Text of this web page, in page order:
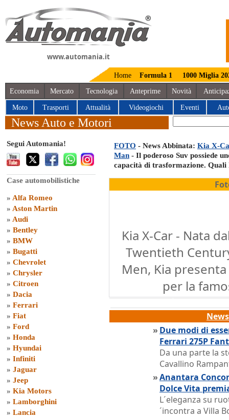
www.automania.it
Home Formula 1 1000 Miglia
Economia Mercato Tecnologia Anteprime Novità
Moto Trasporti Attualità Videogiochi Eventi
News Auto e Motori
Segui Automania!
Case automobilistiche
» Alfa Romeo
» Aston Martin
» Audi
» Bentley
» BMW
» Bugatti
» Chevrolet
» Chrysler
» Citroen
» Dacia
» Ferrari
» Fiat
» Ford
» Honda
» Hyundai
» Infiniti
» Jaguar
» Jeep
» Kia Motors
» Lamborghini
» Lancia
FOTO - News Abbinata: Kia X-
Man - Il poderoso Suv possiede
capacità di trasformazione. Quali
Kia X-Car - Nata
Twentieth
Men, Kia
per la
» Due modi di
Ferrari 275P
Da una parte la
Cavallino
»Anantara
Dolce Vita
L´eleganza su
´incontra a Villa